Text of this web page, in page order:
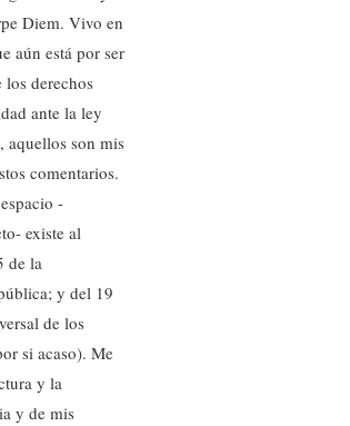
Diem. Vivo en
aún está por ser
derechos
ante la ley
aquellos son mis
comentarios.
-
existe al
de la
y del 19
de los
si acaso). Me
y la
y de mis